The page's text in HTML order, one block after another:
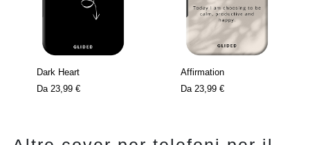
Dark Heart
Da 23,99 €
Affirmation
Da 23,99 €